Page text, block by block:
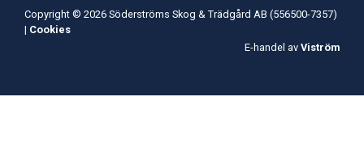
Copyright © 2026 Söderströms Skog & Trädgård AB (556500-7357)
| Cookies
E-handel av Viström